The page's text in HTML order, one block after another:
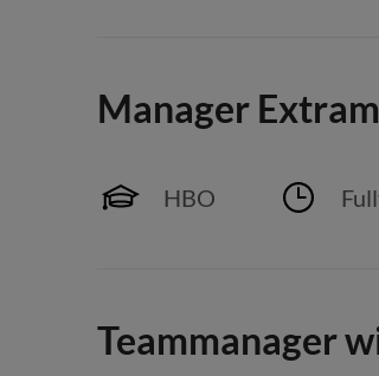
Manager
HBO
Teammanager